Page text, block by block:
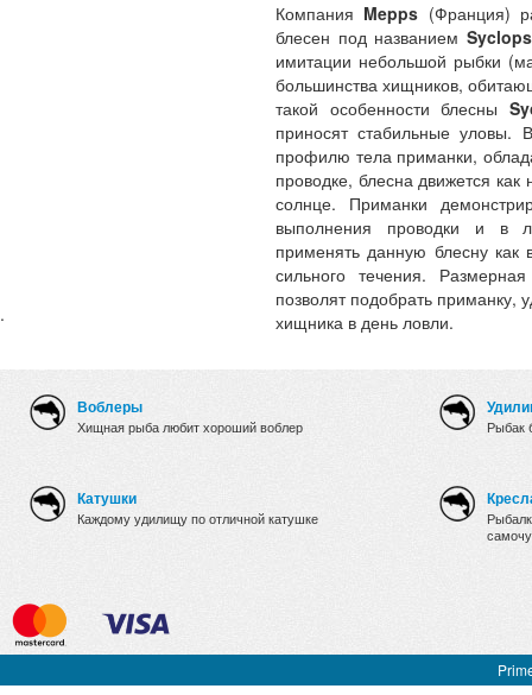
.
Компания Mepps (Франция)
блесен под названием Syclops
имитации небольшой рыбки
большинства хищников,
такой особенности блесны
приносят стабильные уловы.
профилю тела приманки,
проводке, блесна движется
солнце. Приманки
выполнения проводки и в
применять данную блесну как
сильного течения.
позволят подобрать
хищника в день ловли.
Воблеры
Хищная рыба любит хороший воблер
Катушки
Каждому удилищу по отличной катушке
Рыбак